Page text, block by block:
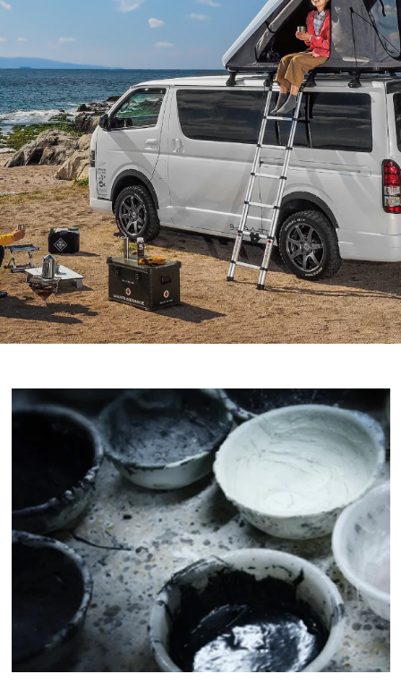
ギブソンのこだわり
クルマをもっと美しく、ハイエースライフをもっと楽
国内生産にこだわるハイエースカスタムパーツブラン
ド「GIBSON」